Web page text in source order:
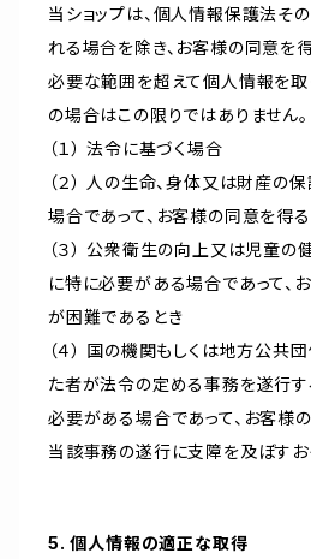
当ショップは、個人情報保護法そ
れる場合を除き、お客様の同意を
必要な範囲を超えて個人情報を取
の場合はこの限りではありません。
（１） 法令に基づく場合
（２） 人の生命、身体又は財産の
場合であって、お客様の同意を得
（３） 公衆衛生の向上又は児童
に特に必要がある場合であって、
が困難であるとき
（４） 国の機関もしくは地方公共
た者が法令の定める事務を遂行す
必要がある場合であって、お客様
当該事務の遂行に支障を及ぼす
5. 個人情報の適正な取得